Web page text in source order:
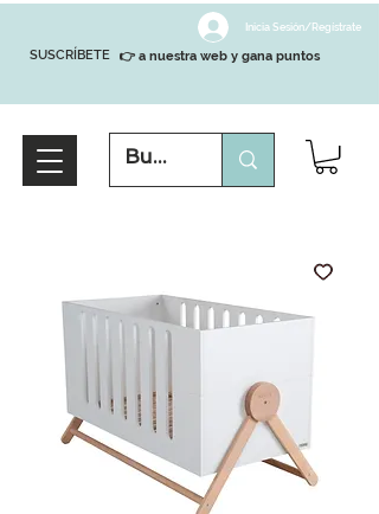
SUSCRÍBETE
Inicia Sesión/Regístrate
👉 a nuestra web y gana puntos